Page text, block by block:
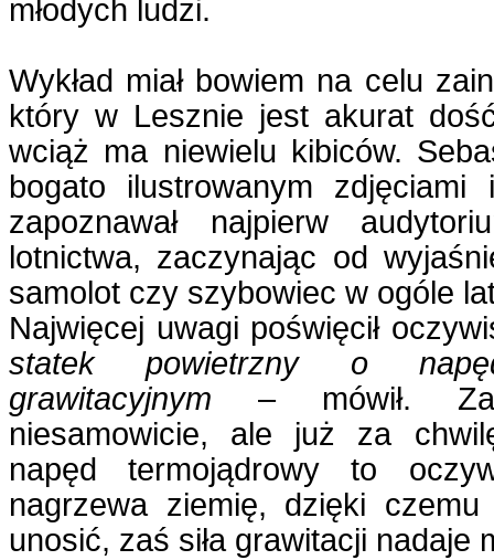
młodych ludzi.
Wykład miał bowiem na celu
który w Lesznie jest akurat
wciąż ma niewielu kibiców.
bogato ilustrowanym zdjęciami
zapoznawał najpierw
lotnictwa, zaczynając od
samolot czy szybowiec w ogóle
Najwięcej uwagi poświęcił
statek powietrzny o
grawitacyjnym – mówił.
niesamowicie, ale już za
napęd termojądrowy to
nagrzewa ziemię, dzięki
unosić, zaś siła grawitacji nadaje